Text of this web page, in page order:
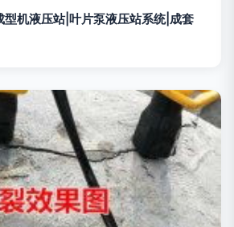
型机液压站|叶片泵液压站系统|成套